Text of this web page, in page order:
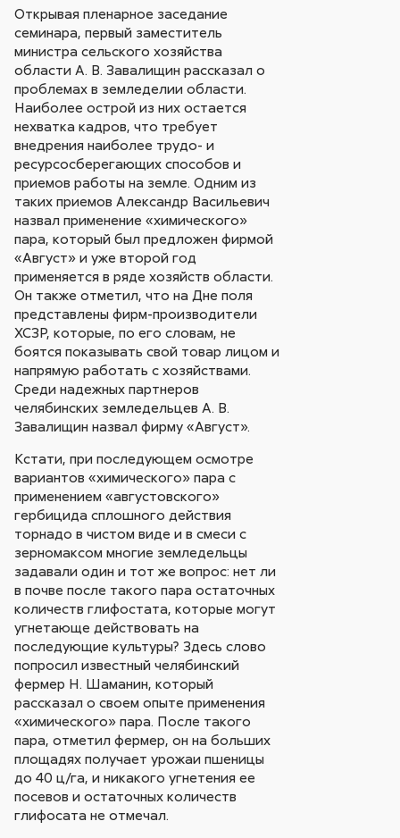
Открывая пленарное заседание
семинара, первый заместитель
министра сельского хозяйства
области А. В. Завалищин рассказал о
проблемах в земледелии области.
Наиболее острой из них остается
нехватка кадров, что требует
внедрения наиболее трудо- и
ресурсосберегающих способов и
приемов работы на земле. Одним из
таких приемов Александр Васильевич
назвал применение «химического»
пара, который был предложен фирмой
«Август» и уже второй год
применяется в ряде хозяйств области.
Он также отметил, что на Дне поля
представлены фирм-производители
ХСЗР, которые, по его словам, не
боятся показывать свой товар лицом и
напрямую работать с хозяйствами.
Среди надежных партнеров
челябинских земледельцев А. В.
Завалищин назвал фирму «Август».
Кстати, при последующем осмотре
вариантов «химического» пара с
применением «августовского»
гербицида сплошного действия
торнадо в чистом виде и в смеси с
зерномаксом многие земледельцы
задавали один и тот же вопрос: нет ли
в почве после такого пара остаточных
количеств глифостата, которые могут
угнетающе действовать на
последующие культуры? Здесь слово
попросил известный челябинский
фермер Н. Шаманин, который
рассказал о своем опыте применения
«химического» пара. После такого
пара, отметил фермер, он на больших
площадях получает урожаи пшеницы
до 40 ц/га, и никакого угнетения ее
посевов и остаточных количеств
глифосата не отмечал.